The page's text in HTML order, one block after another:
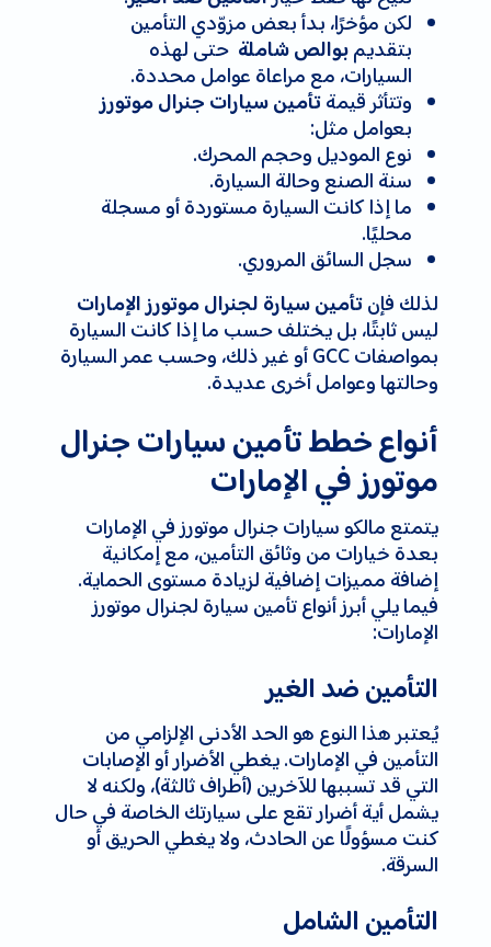
لكن مؤخرًا، بدأ بعض مزوّدي التأمين
بتقديمبوالص شاملة حتى لهذه
السيارات، مع مراعاة عوامل محددة.
وتتأثر قيمةتأمين سيارات جنرال موتورز
بعوامل مثل:
نوع الموديل وحجم المحرك.
سنة الصنع وحالة السيارة.
ما إذا كانت السيارة مستوردة أو مسجلة
محليًا.
سجل السائق المروري.
لذلك فإنتأمين سيارة لجنرال موتورز الإمارات
ليس ثابتًا، بل يختلف حسب ما إذا كانت السيارة
بمواصفات GCC أو غير ذلك، وحسب عمر السيارة
وحالتها وعوامل أخرى عديدة.
أنواع خطط تأمين سيارات جنرال
موتورز في الإمارات
يتمتع مالكو سيارات جنرال موتورز في الإمارات
بعدة خيارات من وثائق التأمين، مع إمكانية
إضافة مميزات إضافية لزيادة مستوى الحماية.
فيما يلي أبرز أنواع تأمين سيارة لجنرال موتورز
الإمارات:
التأمين ضد الغير
يُعتبر هذا النوع هو الحد الأدنى الإلزامي من
التأمين في الإمارات. يغطي الأضرار أو الإصابات
التي قد تسببها للآخرين (أطراف ثالثة)، ولكنه لا
يشمل أية أضرار تقع على سيارتك الخاصة في حال
كنت مسؤولًا عن الحادث، ولا يغطي الحريق أو
السرقة.
التأمين الشامل